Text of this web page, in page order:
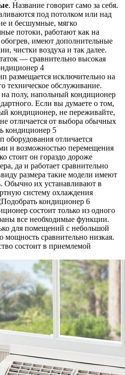
. Название говорит само за себя.
под потолком или над
и бесшумные, мягко
потоки, работают как на
имеют дополнительные
чистки воздуха и так далее.
— сравнительно высокая
размещается исключительно на
техническое обслуживание.
полу, напольный кондиционер
Если вы думаете о том,
кондиционер, не переживайте,
отличается от выбора обычных
оборудования отличается
и возможностью перемещения
стоит он гораздо дороже
да и работает сравнительно
размера такие модели имеют
Обычно их устанавливают в
систему охлаждения
состоит только из одного
все необходимые функции.
для помещений с небольшой
мощность сравнительно низкая.
состоит в приемлемой